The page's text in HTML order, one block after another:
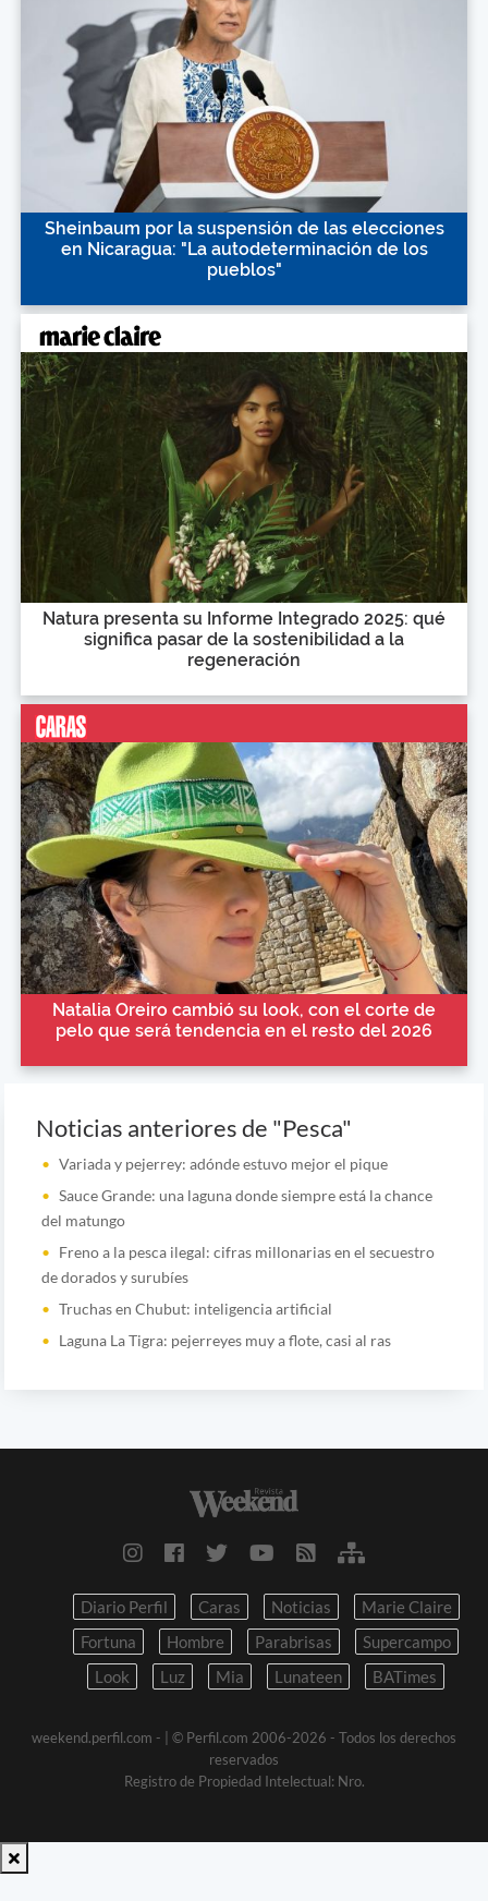
Sheinbaum por la suspensión de las elecciones
en Nicaragua: "La autodeterminación de los
pueblos"
Natura presenta su Informe Integrado 2025: qué
significa pasar de la sostenibilidad a la
regeneración
Natalia Oreiro cambió su look, con el corte de
pelo que será tendencia en el resto del 2026
Noticias anteriores de "Pesca"
Variada y pejerrey: adónde estuvo mejor el pique
Sauce Grande: una laguna donde siempre está la chance
del matungo
Freno a la pesca ilegal: cifras millonarias en el secuestro
de dorados y surubíes
Truchas en Chubut: inteligencia artificial
Laguna La Tigra: pejerreyes muy a flote, casi al ras
Diario Perfil Caras Noticias
Marie Claire
Fortuna
Hombre Parabrisas
Supercampo
Look
Luz Mia Lunateen BATimes
weekend.perfil.com -
| © Perfil.com 2006-2026 - Todos los derechos
reservados
Registro de Propiedad Intelectual: Nro.